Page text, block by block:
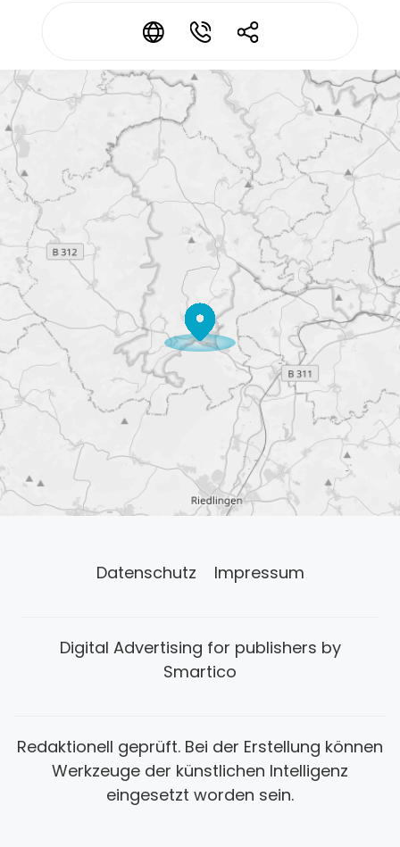
* * *
Kontaktdaten ändern?
Datenschutz Impressum
Digital Advertising for publishers by
Smartico
Redaktionell geprüft. Bei der Erstellung können
Werkzeuge der künstlichen Intelligenz
eingesetzt worden sein.